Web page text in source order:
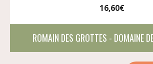
16,60€
ROMAIN DES GROTTES - DOMAINE